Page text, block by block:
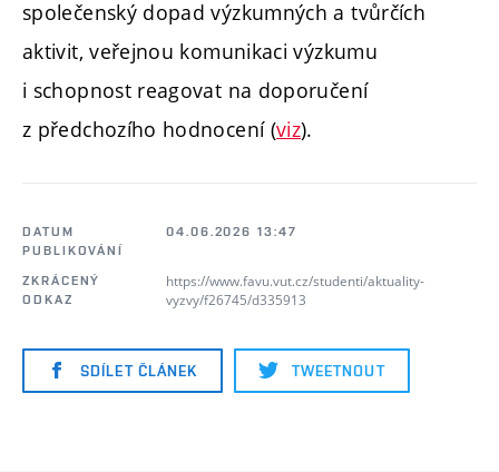
společenský dopad výzkumných a tvůrčích
aktivit, veřejnou komunikaci výzkumu
i schopnost reagovat na doporučení
z předchozího hodnocení (viz).
DATUM
PUBLIKOVÁNÍ
04.06.2026 13:47
ZKRÁCENÝ
ODKAZ
https://www.favu.vut.cz/studenti/aktuality-
vyzvy/f26745/d335913
SDÍLET ČLÁNEK TWEETNOUT